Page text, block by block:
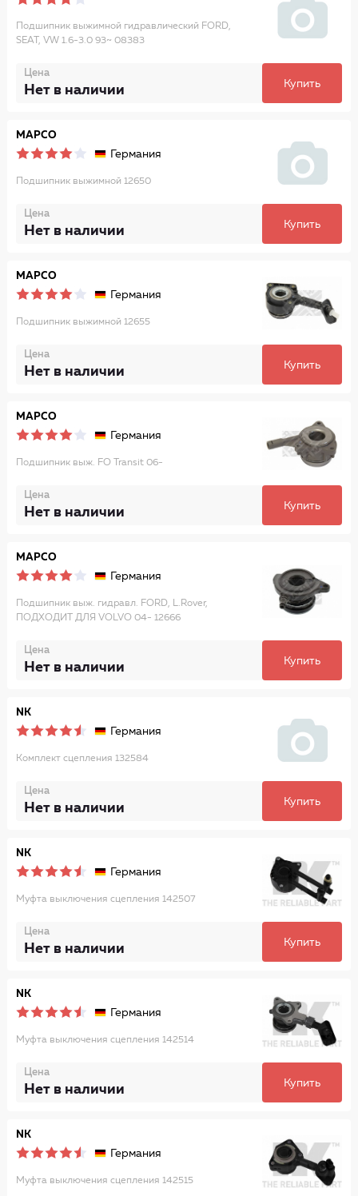
Подшипник выжимной гидравлический FORD,
SEAT, VW 1.6-3.0 93~ 08383
Цена
Нет в наличии Купить
MAPCO
Германия
Подшипник выжимной 12650
Цена
Нет в наличии Купить
MAPCO
Германия
Подшипник выжимной 12655
Цена
Нет в наличии Купить
MAPCO
Германия
Подшипник выж. FO Transit 06-
Цена
Нет в наличии Купить
MAPCO
Германия
Подшипник выж. гидравл. FORD, L.Rover,
ПОДХОДИТ ДЛЯ VOLVO 04- 12666
Цена
Нет в наличии Купить
NK
Германия
Комплект сцепления 132584
Цена
Нет в наличии Купить
NK
Германия
Муфта выключения сцепления 142507
Цена
Нет в наличии Купить
NK
Германия
Муфта выключения сцепления 142514
Цена
Нет в наличии Купить
NK
Германия
Муфта выключения сцепления 142515